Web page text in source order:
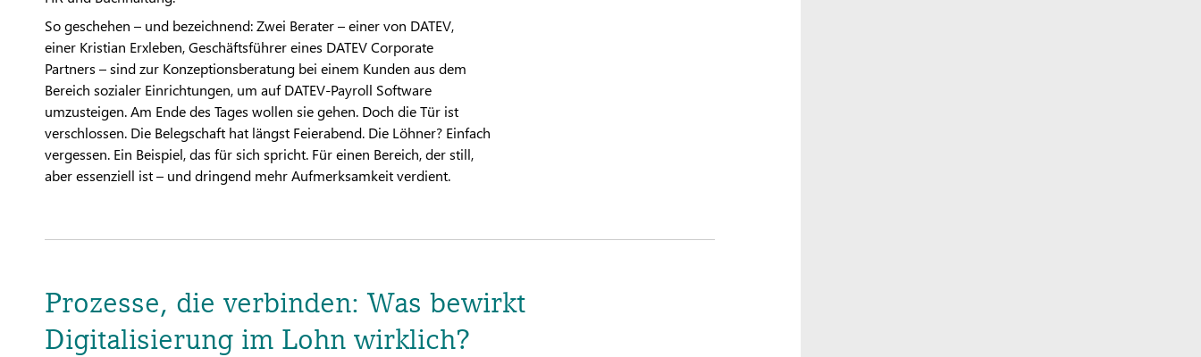
So geschehen – und bezeichnend: Zwei Berater – einer von DATEV,
einer Kristian Erxleben, Geschäftsführer eines DATEV Corporate
Partners – sind zur Konzeptionsberatung bei einem Kunden aus dem
Bereich sozialer Einrichtungen, um auf DATEV-Payroll Software
umzusteigen. Am Ende des Tages wollen sie gehen. Doch die Tür ist
verschlossen. Die Belegschaft hat längst Feierabend. Die Löhner? Einfach
vergessen. Ein Beispiel, das für sich spricht. Für einen Bereich, der still,
aber essenziell ist – und dringend mehr Aufmerksamkeit verdient.
Prozesse, die verbinden: Was bewirkt
Digitalisierung im Lohn wirklich?